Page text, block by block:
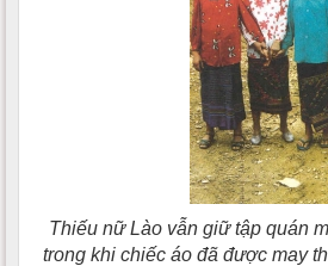
Thiếu nữ Lào vẫn giữ tập quán
trong khi chiếc áo đã được may